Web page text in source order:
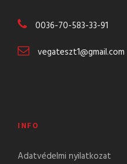
0036-70-583-33-91
vegateszt1@gmail.com
INFO
Adatvédelmi nyilatkozat